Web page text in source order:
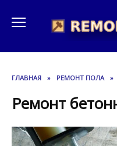
содержанию
ГЛАВНАЯ » РЕМОНТ ПОЛА »
Ремонт